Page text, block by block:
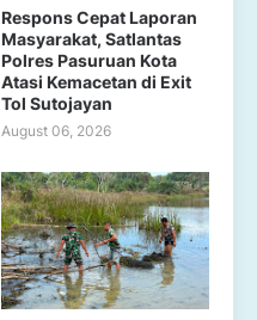
Respons Cepat Laporan
Masyarakat, Satlantas
Polres Pasuruan Kota
Atasi Kemacetan di Exit
Tol Sutojayan
August 06, 2026